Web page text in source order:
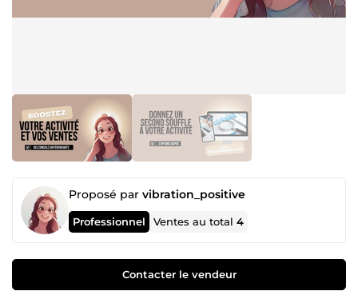
Proposé par vibration_positive
Professionnel Ventes au total4
Contacter le vendeur